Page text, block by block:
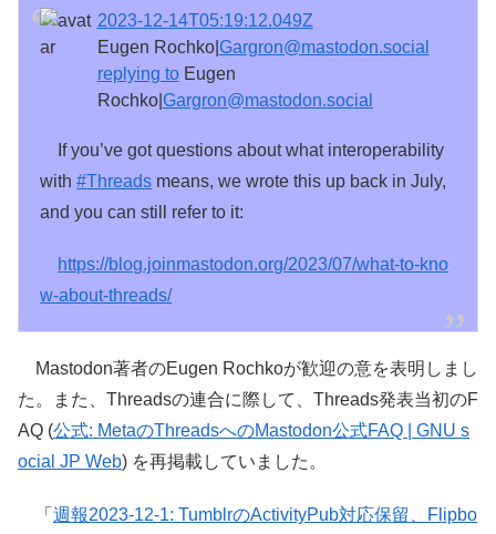
2023-12-14T05:19:12.049Z
Eugen Rochko| Gargron@mastodon.social
replying toEugen
Rochko| Gargron@mastodon.social
If you’ve got questions about what interoperability
with#Threads means, we wrote this up back in July,
and you can still refer to it:
https://blog.joinmastodon.org/2023/07/what-to-kno
w-about-threads/
Mastodon著者のEugen Rochkoが歓迎の意を表明しまし
た。また、Threadsの連合に際して、Threads発表当初のF
AQ (公式: MetaのThreadsへのMastodon公式FAQ | GNU s
ocial JP Web) を再掲載していました。
「 週報2023-12-1: TumblrのActivityPub対応保留、Flipbo